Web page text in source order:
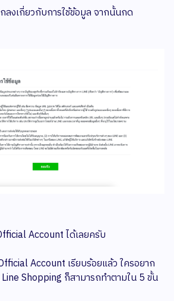
ลงเกี่ยวกับการใช้ข้อมูล จากนั้นกด
Account ได้เลยครับ
Account เรียบร้อยแล้ว ใครอยาก
Shopping ก็สามารถทำตามใน 5 ขั้น